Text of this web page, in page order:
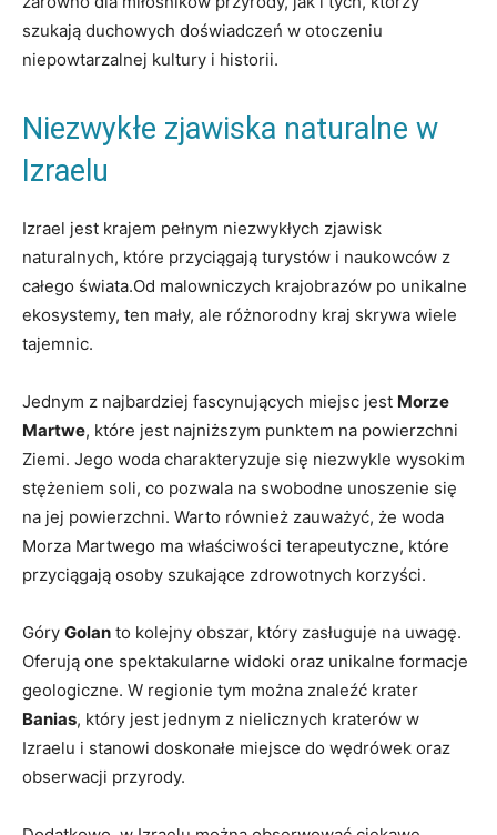
szukają duchowych doświadczeń w otoczeniu
niepowtarzalnej kultury i historii.
Niezwykłe zjawiska naturalne w
Izraelu
Izrael jest krajem pełnym niezwykłych zjawisk
naturalnych, które przyciągają turystów i naukowców z
całego świata.Od malowniczych krajobrazów po unikalne
ekosystemy, ten mały, ale różnorodny kraj skrywa wiele
tajemnic.
Jednym z najbardziej fascynujących miejsc jest Morze
Martwe, które jest najniższym punktem na powierzchni
Ziemi. Jego woda charakteryzuje się niezwykle wysokim
stężeniem soli, co pozwala na swobodne unoszenie się
na jej powierzchni. Warto również zauważyć, że woda
Morza Martwego ma właściwości terapeutyczne, które
przyciągają osoby szukające zdrowotnych korzyści.
Góry Golan to kolejny obszar, który zasługuje na uwagę.
Oferują one spektakularne widoki oraz unikalne formacje
geologiczne. W regionie tym można znaleźć krater
Banias, który jest jednym z nielicznych kraterów w
Izraelu i stanowi doskonałe miejsce do wędrówek oraz
obserwacji przyrody.